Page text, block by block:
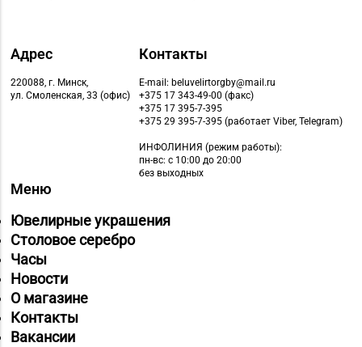
Адрес
220088, г. Минск,
ул. Смоленская, 33 (офис)
Контакты
E-mail: beluvelirtorgby@mail.ru
+375 17 343-49-00 (факс)
+375 17 395-7-395
+375 29 395-7-395 (работает Viber, Telegram)
ИНФОЛИНИЯ (режим работы):
пн-вс: с 10:00 до 20:00
без выходных
Меню
Ювелирные украшения
Столовое серебро
Часы
Новости
О магазине
Контакты
Вакансии